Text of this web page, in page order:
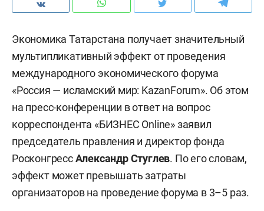
Экономика Татарстана получает значительный
мультипликативный эффект от проведения
международного экономического форума
«Россия — исламский мир: KazanForum». Об этом
на пресс-конференции в ответ на вопрос
корреспондента «БИЗНЕС Online» заявил
председатель правления и директор фонда
РосконгрессАлександр Стуглев. По его словам,
эффект может превышать затраты
организаторов на проведение форума в 3–5 раз.